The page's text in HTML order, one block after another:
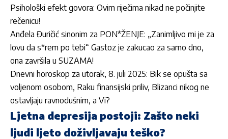
Psihološki efekt govora: Ovim riječima nikad ne počinjite
rečenicu!
Anđela Đuričić sinonim za PON*ŽENJE: „Zanimljivo mi je za
lovu da s*rem po tebi“ Gastoz je zakucao za samo dno,
ona završila u SUZAMA!
Dnevni horoskop za utorak, 8. juli 2025: Bik se opušta sa
voljenom osobom, Raku finansijski priliv, Blizanci nikog ne
ostavljaju ravnodušnim, a Vi?
Ljetna depresija postoji: Zašto neki
ljudi ljeto doživljavaju teško?